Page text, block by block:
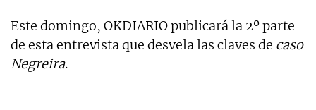
Este domingo, OKDIARIO publicará la 2º parte
de esta entrevista que desvela las claves de caso
Negreira.